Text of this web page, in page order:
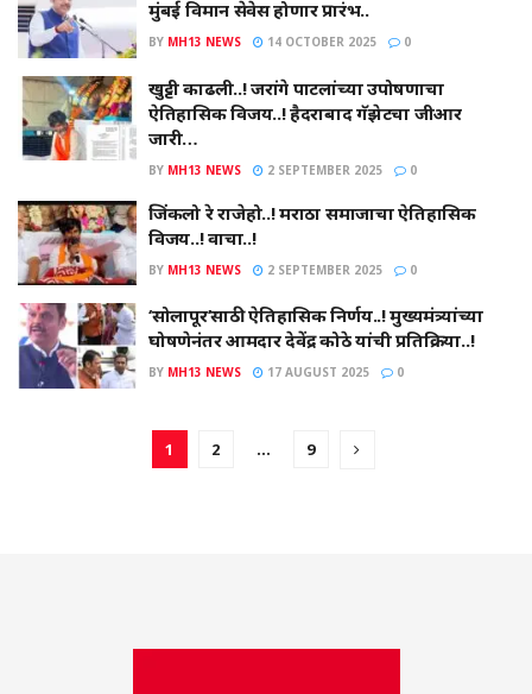
मुंबई विमान सेवेस होणार प्रारंभ..
BY MH13 NEWS 14 OCTOBER 2025 0
खुट्टी काढली..! जरांगे पाटलांच्या उपोषणाचा
ऐतिहासिक विजय..! हैदराबाद गॅझेटचा जीआर
जारी…
BY MH13 NEWS 2 SEPTEMBER 2025 0
जिंकलो रे राजेहो..! मराठा समाजाचा ऐतिहासिक
विजय..! वाचा..!
BY MH13 NEWS 2 SEPTEMBER 2025 0
‘सोलापूर’साठी ऐतिहासिक निर्णय..! मुख्यमंत्र्यांच्या
घोषणेनंतर आमदार देवेंद्र कोठे यांची प्रतिक्रिया..!
BY MH13 NEWS 17 AUGUST 2025 0
1 2 … 9